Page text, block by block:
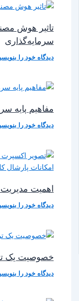
تاثیر هوش
سرمایه‌گذاری
دیدگاه‌ خود را
مفاهیم پایه
دیدگاه‌ خود را
اهمیت مدیریت
دیدگاه‌ خود را
خصوصیت یک
دیدگاه‌ خود را